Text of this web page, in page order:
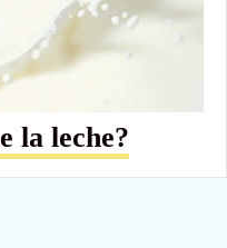
la leche?